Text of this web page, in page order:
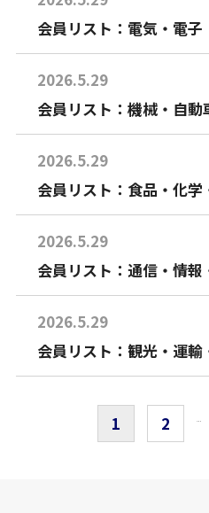
会員リスト：電気・電
2026.5.29
会員リスト：機械・自動
2026.5.29
会員リスト：食品・化学
2026.5.29
会員リスト：通信・情報
2026.5.29
会員リスト：観光・運輸
1 2 …